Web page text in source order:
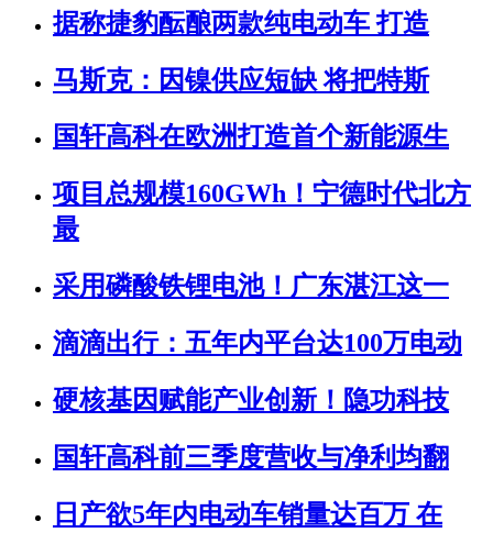
据称捷豹酝酿两款纯电动车 打造
马斯克：因镍供应短缺 将把特斯
国轩高科在欧洲打造首个新能源生
项目总规模160GWh！宁德时代北方
最
采用磷酸铁锂电池！广东湛江这一
滴滴出行：五年内平台达100万电动
硬核基因赋能产业创新！隐功科技
国轩高科前三季度营收与净利均翻
日产欲5年内电动车销量达百万 在